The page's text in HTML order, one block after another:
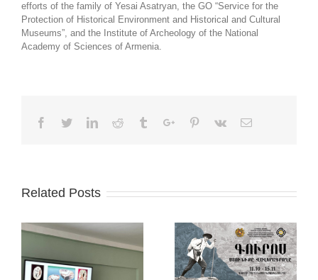
efforts of the family of Yesai Asatryan, the GO “Service for the
Protection of Historical Environment and Historical and Cultural
Museums”, and the Institute of Archeology of the National
Academy of Sciences of Armenia.
Facebook
TwitterLinkedinReddit TumblrGoogle+Pinterest
Vk Email
Related Posts